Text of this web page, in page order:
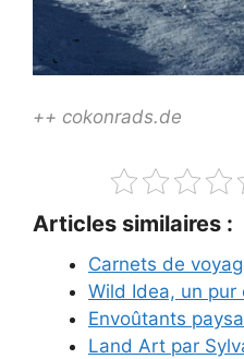
++ cokonrads.de
Articles similaires :
Carnets de
Wild Idea, un
Envoûtants
Land Art par